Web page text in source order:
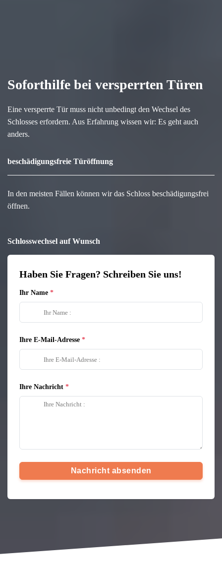
Soforthilfe bei versperrten Türen
Eine versperrte Tür muss nicht unbedingt den Wechsel des
Schlosses erfordern. Aus Erfahrung wissen wir: Es geht auch
anders.
beschädigungsfreie Türöffnung
In den meisten Fällen können wir das Schloss beschädigungsfrei
öffnen.
Schlosswechsel auf Wunsch
Haben Sie Fragen? Schreiben Sie uns!
Ihr Name
Ihre E-Mail-Adresse
Ihre Nachricht
Nachricht absenden